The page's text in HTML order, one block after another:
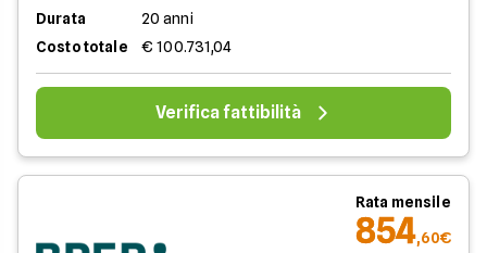
Durata
20 anni
Costo totale
€ 100.731,04
Verifica fattibilità
Rata mensile
854,60€